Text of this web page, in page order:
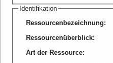
Identifikation
Ressourcenbezeichnung:
Ressourcenüberblick:
Art der Ressource: